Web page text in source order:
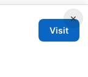
×
Visit